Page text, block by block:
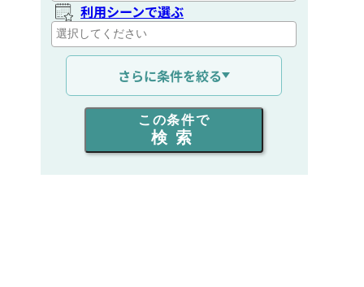
利用シーンで選ぶ
通信距離を選ぶ
出力を選ぶ
同時通話人数を選ぶ
さらに条件を絞る
この条件で
検索